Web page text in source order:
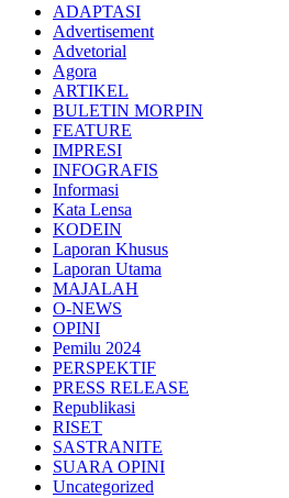
ADAPTASI
Advertisement
Advetorial
Agora
ARTIKEL
BULETIN MORPIN
FEATURE
IMPRESI
INFOGRAFIS
Informasi
Kata Lensa
KODEIN
Laporan Khusus
Laporan Utama
MAJALAH
O-NEWS
OPINI
Pemilu 2024
PERSPEKTIF
PRESS RELEASE
Republikasi
RISET
SASTRANITE
SUARA OPINI
Uncategorized